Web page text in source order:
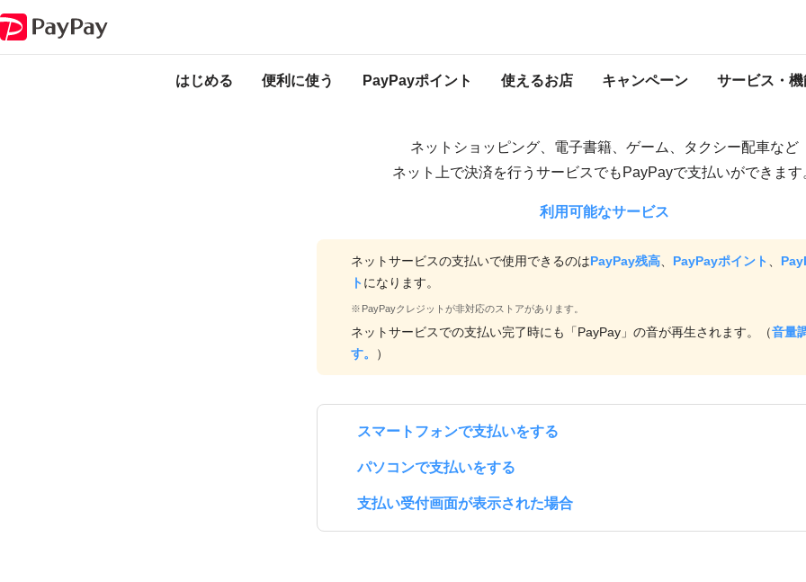
はじめる 便利に使う PayPayポイント 使えるお店 キャンペーン サービス・
ネットサービスで支払いをす
ネットショッピング、電子書籍、ゲーム、タクシー配車など
ネット上で決済を行うサービスでもPayPayで支払いができます
利用可能なサービス
ネットサービスの支払いで使用できるのはPayPay残高 PayPayポイント
トになります。
PayPayクレジットが非対応のストアがあります。
ネットサービスでの支払い完了時にも「PayPay」の音が再生されます。（音量
す。
）
スマートフォンで支払いをする
パソコンで支払いをする
支払い受付画面が表示された場合